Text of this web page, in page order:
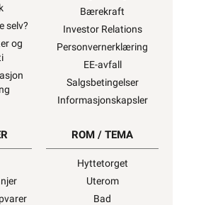
selv?
og
Bærekraft
Investor Relations
Personvernerklæring
EE-avfall
Salgsbetingelser
Informasjonskapsler
ROM / TEMA
Hyttetorget
Uterom
Bad